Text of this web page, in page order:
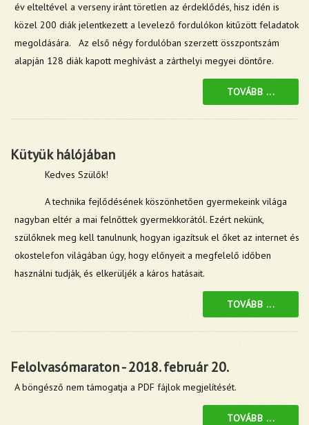
év elteltével a verseny iránt töretlen az érdeklődés, hisz idén is
közel 200 diák jelentkezett a levelező fordulókon kitűzött feladatok
megoldására. Az első négy fordulóban szerzett összpontszám
alapján 128 diák kapott meghívást a zárthelyi megyei döntőre.
TOVÁBB ...
Kütyük hálójában
Kedves Szülők!
A technika fejlődésének köszönhetően gyermekeink világa
nagyban eltér a mai felnőttek gyermekkorától. Ezért nekünk,
szülőknek meg kell tanulnunk, hogyan igazítsuk el őket az internet és
okostelefon világában úgy, hogy előnyeit a megfelelő időben
használni tudják, és elkerüljék a káros hatásait.
TOVÁBB ...
Felolvasómaraton - 2018. február 20.
A böngésző nem támogatja a PDF fájlok megjelítését.
TOVÁBB ...